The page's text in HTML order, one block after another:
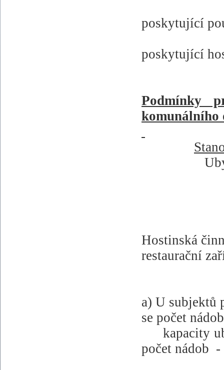
poskytující
poskytující
Podmínky
komunálního
Hostinská
restaurační
a) U subjektů
se počet
kapacity
počet nádob -